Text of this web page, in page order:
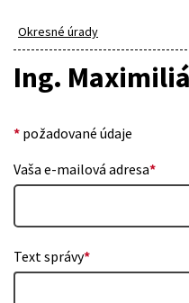
Okresné úrady
Ing.
* požadované údaje
Vaša e-mailová adresa*
Text správy*